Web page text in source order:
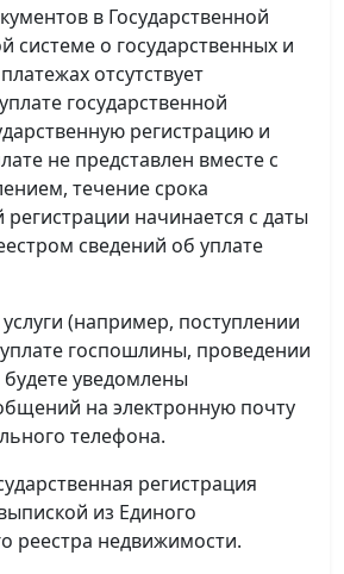
в Государственной
о государственных и
отсутствует
государственной
регистрацию и
не представлен вместе с
течение срока
регистрации начинается с даты
сведений об уплате
(например, поступлении
госпошлины, проведении
уведомлены
на электронную почту
телефона.
регистрация
из Единого
реестра недвижимости.